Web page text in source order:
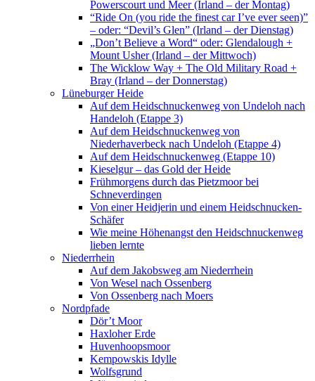
Powerscourt und Meer (Irland – der Montag)
“Ride On (you ride the finest car I’ve ever seen)”
– oder: “Devil’s Glen” (Irland – der Dienstag)
„Don’t Believe a Word“ oder: Glendalough +
Mount Usher (Irland – der Mittwoch)
The Wicklow Way + The Old Military Road +
Bray (Irland – der Donnerstag)
Lüneburger Heide
Auf dem Heidschnuckenweg von Undeloh nach
Handeloh (Etappe 3)
Auf dem Heidschnuckenweg von
Niederhaverbeck nach Undeloh (Etappe 4)
Auf dem Heidschnuckenweg (Etappe 10)
Kieselgur – das Gold der Heide
Frühmorgens durch das Pietzmoor bei
Schneverdingen
Von einer Heidjerin und einem Heidschnucken-
Schäfer
Wie meine Höhenangst den Heidschnuckenweg
lieben lernte
Niederrhein
Auf dem Jakobsweg am Niederrhein
Von Wesel nach Ossenberg
Von Ossenberg nach Moers
Nordpfade
Dör’t Moor
Haxloher Erde
Huvenhoopsmoor
Kempowskis Idylle
Wolfsgrund